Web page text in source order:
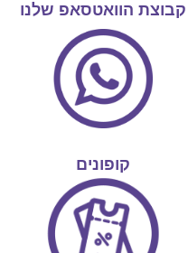
קבוצת הוואטסאפ שלנו
קופונים